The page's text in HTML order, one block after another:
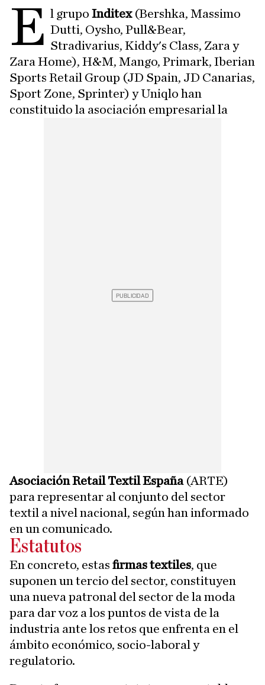
E l grupoInditex (Bershka, Massimo
Dutti, Oysho, Pull&Bear,
Stradivarius, Kiddy's Class, Zara y
Zara Home), H&M, Mango, Primark, Iberian
Sports Retail Group (JD Spain, JD Canarias,
Sport Zone, Sprinter) y Uniqlo han
constituido la asociación empresarial la
Asociación Retail Textil España(ARTE)
para representar al conjunto del sector
textil a nivel nacional, según han informado
en un comunicado.
Estatutos
En concreto, estas firmastextiles, que
suponen un tercio del sector, constituyen
una nueva patronal del sector de la moda
para dar voz a los puntos de vista de la
industria ante los retos que enfrenta en el
ámbito económico, socio-laboral y
regulatorio.